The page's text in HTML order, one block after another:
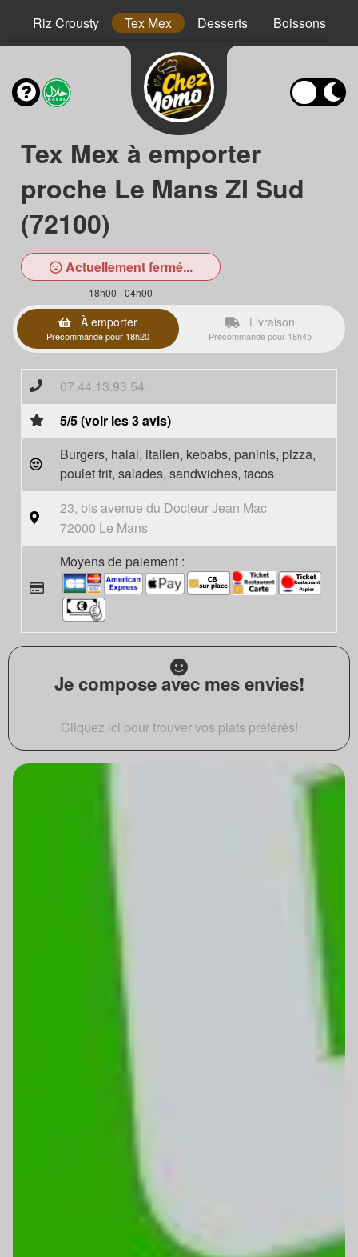
Riz Crousty Tex Mex Desserts Boissons
Tex Mex à emporter
proche Le Mans ZI Sud
(72100)
Actuellement fermé...
18h00 - 04h00
À emporter
Précommande pour 18h20
Livraison
Précommande pour 18h45
07.44.13.93.54
5/5 (voir les 3 avis)
Burgers, halal, italien, kebabs, paninis, pizza,
poulet frit, salades, sandwiches, tacos
23, bis avenue du Docteur Jean Mac
72000 Le Mans
Moyens de paiement :
Je compose avec mes envies!
Cliquez ici pour trouver vos plats préférés!